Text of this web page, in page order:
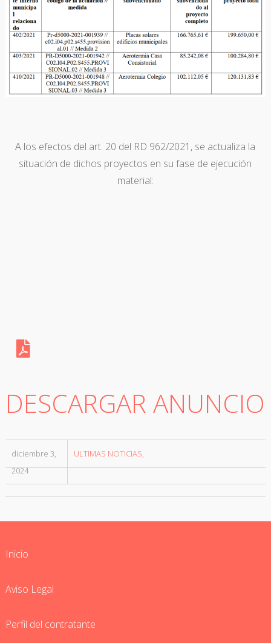
A los efectos del art. 20 del RD 962/2021, se actualiza la
situación de dichos proyectos en su fase de ejecución
material:
DESCARGAR ANUNCIO
diciembre 3,
2024
ULTIMAS NOTICIAS
Inicio
Aviso Legal
Perfil del contratante